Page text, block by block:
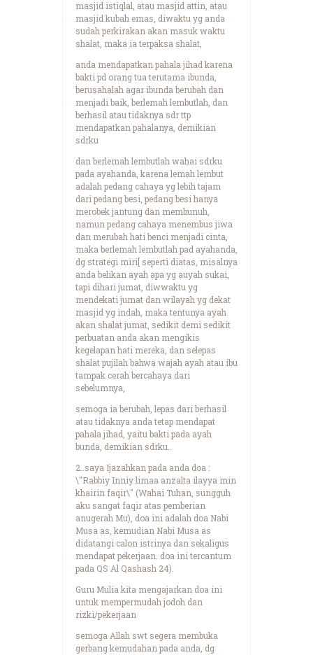
masjid istiqlal, atau masjid attin, atau
masjid kubah emas, diwaktu yg anda
sudah perkirakan akan masuk waktu
shalat, maka ia terpaksa shalat,
anda mendapatkan pahala jihad karena
bakti pd orang tua terutama ibunda,
berusahalah agar ibunda berubah dan
menjadi baik, berlemah lembutlah, dan
berhasil atau tidaknya sdr ttp
mendapatkan pahalanya, demikian
sdrku
dan berlemah lembutlah wahai sdrku
pada ayahanda, karena lemah lembut
adalah pedang cahaya yg lebih tajam
dari pedang besi, pedang besi hanya
merobek jantung dan membunuh,
namun pedang cahaya menembus jiwa
dan merubah hati benci menjadi cinta,
maka berlemah lembutlah pad ayahanda,
dg strategi miri[ seperti diatas, misalnya
anda belikan ayah apa yg auyah sukai,
tapi dihari jumat, diwwaktu yg
mendekati jumat dan wilayah yg dekat
masjid yg indah, maka tentunya ayah
akan shalat jumat, sedikit demi sedikit
perbuatan anda akan mengikis
kegelapan hati mereka, dan selepas
shalat pujilah bahwa wajah ayah atau ibu
tampak cerah bercahaya dari
sebelumnya,
semoga ia berubah, lepas dari berhasil
atau tidaknya anda tetap mendapat
pahala jihad, yaitu bakti pada ayah
bunda, demikian sdrku..
2..saya Ijazahkan pada anda doa :
\"Rabbiy Inniy limaa anzalta ilayya min
khairin faqir\" (Wahai Tuhan, sungguh
aku sangat faqir atas pemberian
anugerah Mu), doa ini adalah doa Nabi
Musa as, kemudian Nabi Musa as
didatangi calon istrinya dan sekaligus
mendapat pekerjaan. doa ini tercantum
pada QS Al Qashash 24).
Guru Mulia kita mengajarkan doa ini
untuk mempermudah jodoh dan
rizki/pekerjaan
semoga Allah swt segera membuka
gerbang kemudahan pada anda, dg